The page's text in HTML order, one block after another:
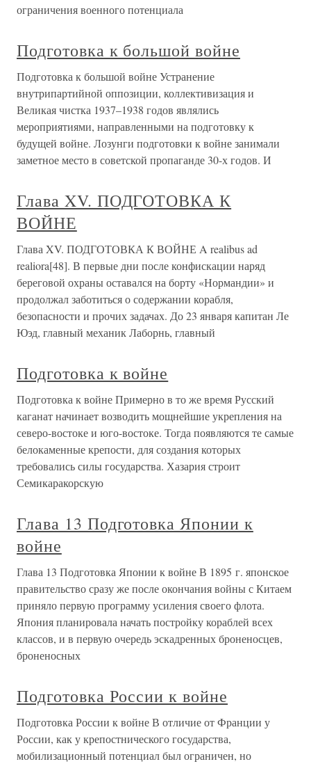
ограничения военного потенциала
Подготовка к большой войне
Подготовка к большой войне Устранение
внутрипартийной оппозиции, коллективизация и
Великая чистка 1937–1938 годов являлись
мероприятиями, направленными на подготовку к
будущей войне. Лозунги подготовки к войне занимали
заметное место в советской пропаганде 30-х годов. И
Глава XV. ПОДГОТОВКА К
ВОЙНЕ
Глава XV. ПОДГОТОВКА К ВОЙНЕ A realibus ad
realiora[48]. В первые дни после конфискации наряд
береговой охраны оставался на борту «Нормандии» и
продолжал заботиться о содержании корабля,
безопасности и прочих задачах. До 23 января капитан Ле
Юэд, главный механик Лаборнь, главный
Подготовка к войне
Подготовка к войне Примерно в то же время Русский
каганат начинает возводить мощнейшие укрепления на
северо-востоке и юго-востоке. Тогда появляются те самые
белокаменные крепости, для создания которых
требовались силы государства. Хазария строит
Семикаракорскую
Глава 13 Подготовка Японии к
войне
Глава 13 Подготовка Японии к войне В 1895 г. японское
правительство сразу же после окончания войны с Китаем
приняло первую программу усиления своего флота.
Япония планировала начать постройку кораблей всех
классов, и в первую очередь эскадренных броненосцев,
броненосных
Подготовка России к войне
Подготовка России к войне В отличие от Франции у
России, как у крепостнического государства,
мобилизационный потенциал был ограничен, но